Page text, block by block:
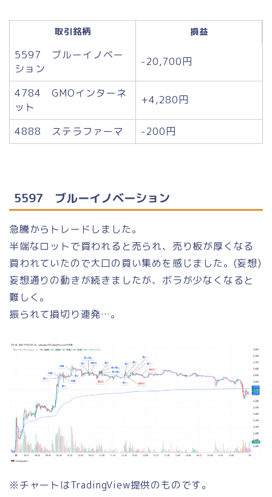
取引銘柄 損益
5597 ブルーイノベー
ション
-20,700円
4784 GMOインターネ
ット
+4,280円
4888 ステラファーマ -200円
5597 ブルーイノベーション
急騰からトレードしました。
半端なロットで買われると売られ、売り板が厚くなる
買われていたので大口の買い集めを感じました。(妄想)
妄想通りの動きが続きましたが、ボラが少なくなると
難しく。
振られて損切り連発…。
※チャートはTradingView提供のものです。